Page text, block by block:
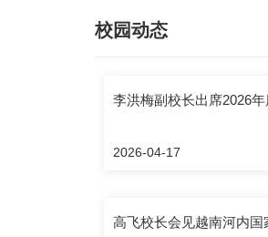
校园动态
李洪梅副校长出席2026
2026-04-17
高飞校长会见越南河内